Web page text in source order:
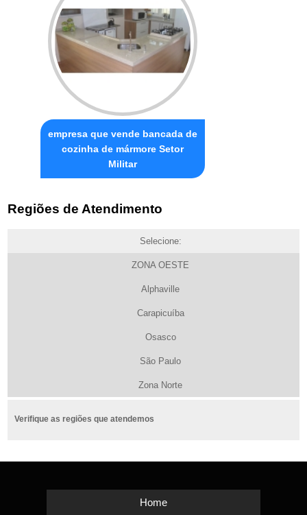
empresa que vende bancada de
cozinha de mármore Setor
Militar
Regiões de Atendimento
Selecione:
ZONA OESTE
Alphaville
Carapicuíba
Osasco
São Paulo
Zona Norte
Verifique as regiões que atendemos
Home